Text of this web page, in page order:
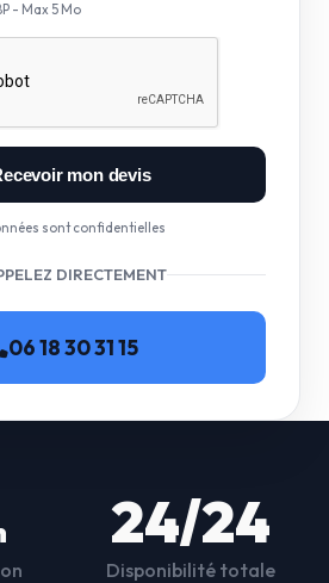
- Max 5 Mo
mon devis
sont confidentielles
DIRECTEMENT
06 18 30 31 15
24/24
Disponibilité totale